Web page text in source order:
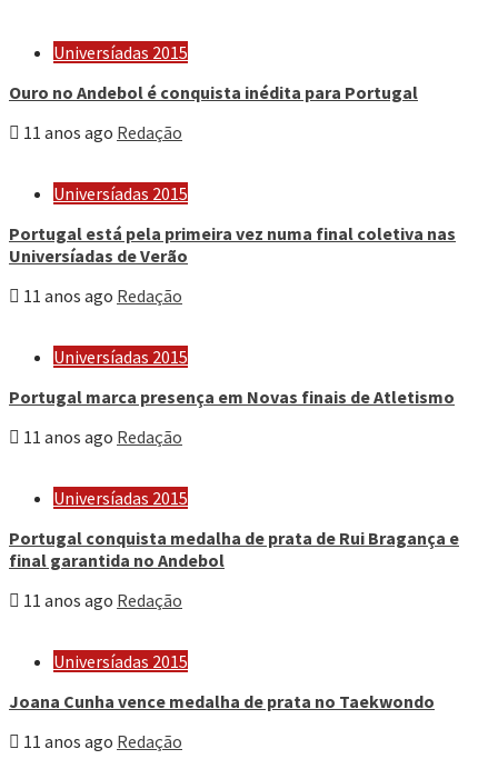
Universíadas 2015
Ouro no Andebol é conquista inédita para Portugal
11 anos ago Redação
Universíadas 2015
Portugal está pela primeira vez numa final coletiva nas
Universíadas de Verão
11 anos ago Redação
Universíadas 2015
Portugal marca presença em Novas finais de Atletismo
11 anos ago Redação
Universíadas 2015
Portugal conquista medalha de prata de Rui Bragança e
final garantida no Andebol
11 anos ago Redação
Universíadas 2015
Joana Cunha vence medalha de prata no Taekwondo
11 anos ago Redação